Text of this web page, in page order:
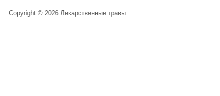
Copyright © 2026 Лекарственные травы